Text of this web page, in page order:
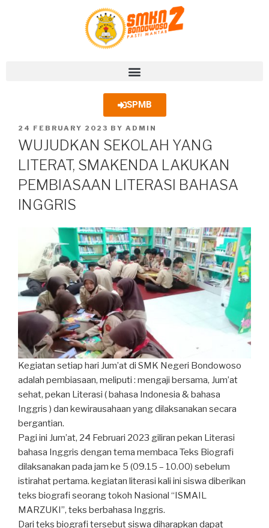
SPMB
24 FEBRUARY 2023 BY ADMIN
WUJUDKAN SEKOLAH YANG
LITERAT, SMAKENDA LAKUKAN
PEMBIASAAN LITERASI BAHASA
INGGRIS
Kegiatan setiap hari Jum’at di SMK Negeri Bondowoso
adalah pembiasaan, meliputi : mengaji bersama, Jum’at
sehat, pekan Literasi ( bahasa Indonesia & bahasa
Inggris ) dan kewirausahaan yang dilaksanakan secara
bergantian.
Pagi ini Jum’at, 24 Februari 2023 giliran pekan Literasi
bahasa Inggris dengan tema membaca Teks Biografi
dilaksanakan pada jam ke 5 (09.15 – 10.00) sebelum
istirahat pertama. kegiatan literasi kali ini siswa diberikan
teks biografi seorang tokoh Nasional “ISMAIL
MARZUKI”, teks berbahasa Inggris.
Dari teks biografi tersebut siswa diharapkan dapat